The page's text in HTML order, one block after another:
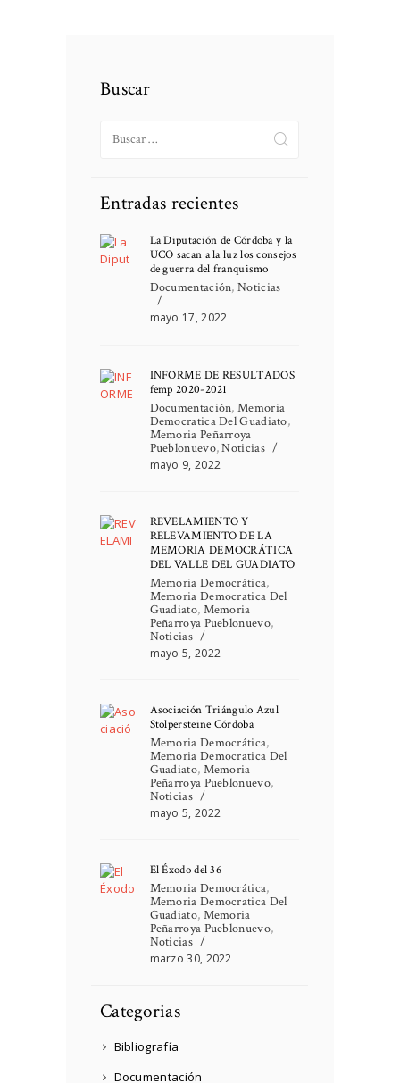
Buscar
Entradas recientes
La Diputación de Córdoba y la
UCO sacan a la luz los consejos
de guerra del franquismo
Documentación,Noticias
mayo 17, 2022
INFORME DE RESULTADOS
femp 2020-2021
Documentación,Memoria
Democratica Del Guadiato,
Memoria Peñarroya
Pueblonuevo,Noticias
mayo 9, 2022
REVELAMIENTO Y
RELEVAMIENTO DE LA
MEMORIA DEMOCRÁTICA
DEL VALLE DEL GUADIATO
Memoria Democrática,
Memoria Democratica Del
Guadiato, Memoria
Peñarroya Pueblonuevo,
Noticias
mayo 5, 2022
Asociación Triángulo Azul
Stolpersteine Córdoba
Memoria Democrática,
Memoria Democratica Del
Guadiato, Memoria
Peñarroya Pueblonuevo,
Noticias
mayo 5, 2022
El Éxodo del 36
Memoria Democrática,
Memoria Democratica Del
Guadiato, Memoria
Peñarroya Pueblonuevo,
Noticias
marzo 30, 2022
Categorias
Bibliografía
Documentación